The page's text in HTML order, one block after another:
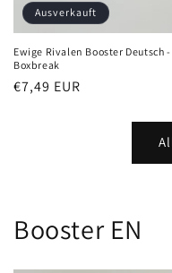
Ausverkauft
Ewige Rivalen Booster Deutsch -
Boxbreak
Normaler
€7,49 EUR
Booster EN